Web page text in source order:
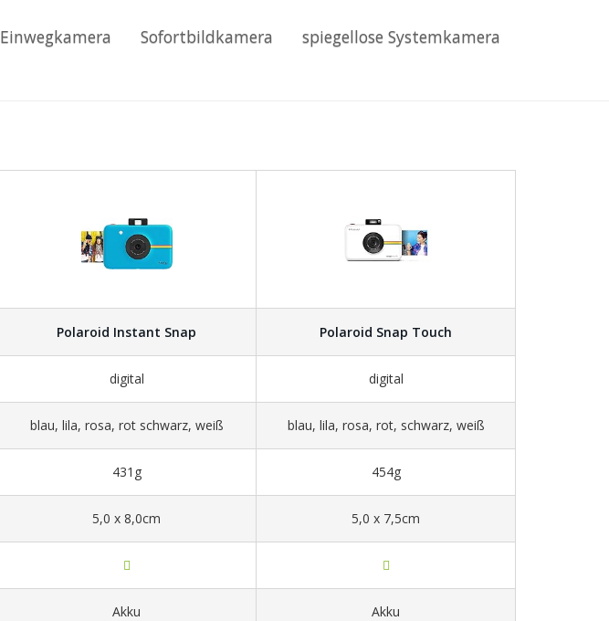
Einwegkamera Sofortbildkamera spiegellose Systemkamera
Polaroid Instant Snap Polaroid Snap Touch
digital digital
blau, lila, rosa, rot schwarz, weiß blau, lila, rosa, rot, schwarz, weiß
431g 454g
5,0 x 8,0cm 5,0 x 7,5cm
Akku Akku